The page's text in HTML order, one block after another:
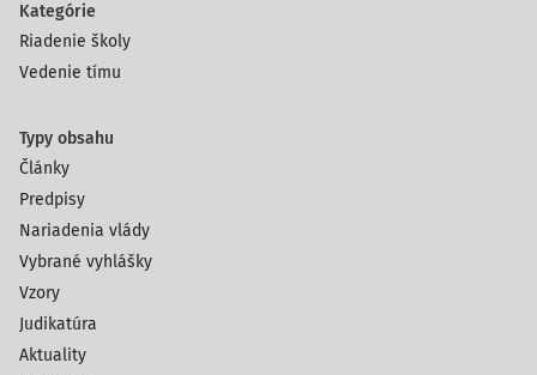
Kategórie
Riadenie školy
Vedenie tímu
Typy obsahu
Články
Predpisy
Nariadenia vlády
Vybrané vyhlášky
Vzory
Judikatúra
Aktuality